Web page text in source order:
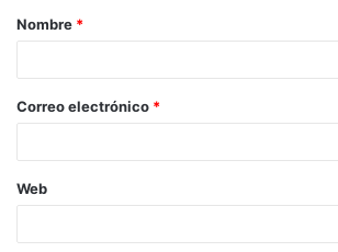
Nombre *
Correo electrónico *
Web